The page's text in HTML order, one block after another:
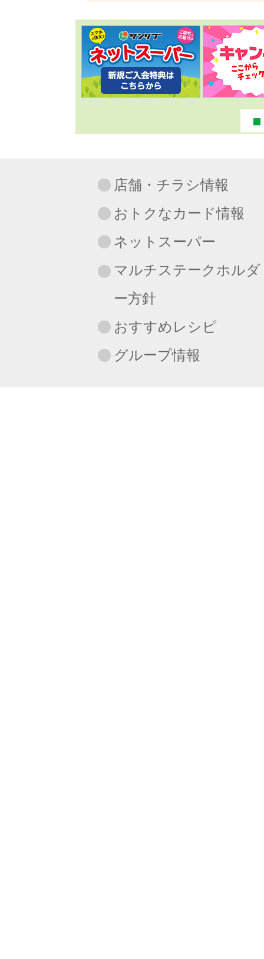
店舗・チラシ情報
おトクなカード情報
ネットスーパー
マルチステークホルダ
ー方針
おすすめレシピ
グループ情報